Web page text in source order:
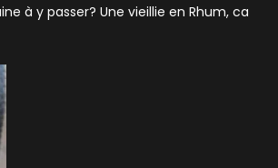
à y passer? Une vieillie en Rhum, ca